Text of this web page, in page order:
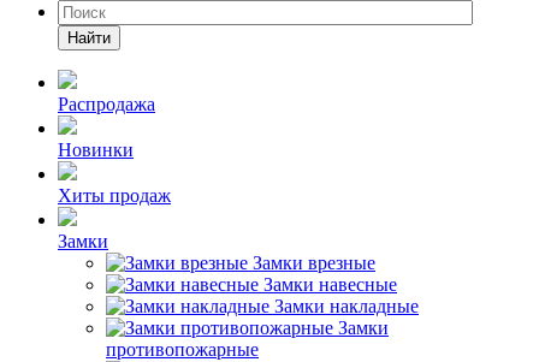
Найти
Распродажа
Новинки
Хиты продаж
Замки
Замки врезные
Замки навесные
Замки накладные
Замки
противопожарные